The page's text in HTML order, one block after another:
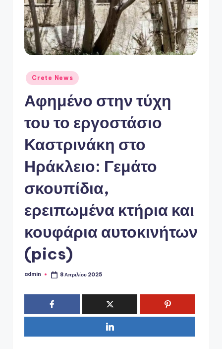
P
o
Αναρτήθηκε
σε
Crete News
Αφημένο στην τύχη
του το εργοστάσιο
Καστρινάκη στο
Ηράκλειο: Γεμάτο
σκουπίδια,
ερειπωμένα κτήρια και
κουφάρια αυτοκινήτων
(pics)
Συγγραφέας:
admin 8 Απριλίου 2025